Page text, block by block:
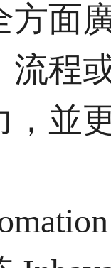
方面
流程
，並